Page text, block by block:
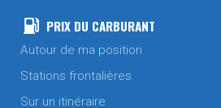
PRIX DU CARBURANT
Autour de ma position
Stations frontalières
Sur un itinéraire